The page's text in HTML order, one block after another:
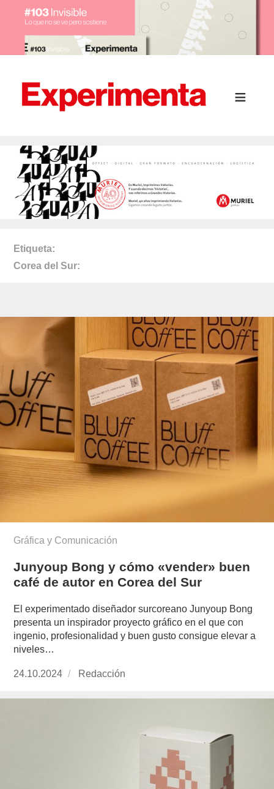
Etiqueta
Corea del Sur
Gráfica y Comunicación
Junyoup Bong y cómo «vender» buen
café de autor en Corea del Sur
El experimentado diseñador surcoreano Junyoup Bong
presenta un inspirador proyecto gráfico en el que con
ingenio, profesionalidad y buen gusto consigue elevar a
niveles…
Publicado
24.10.2024 https://www.experimenta.es/author/redaccion/
Redacción